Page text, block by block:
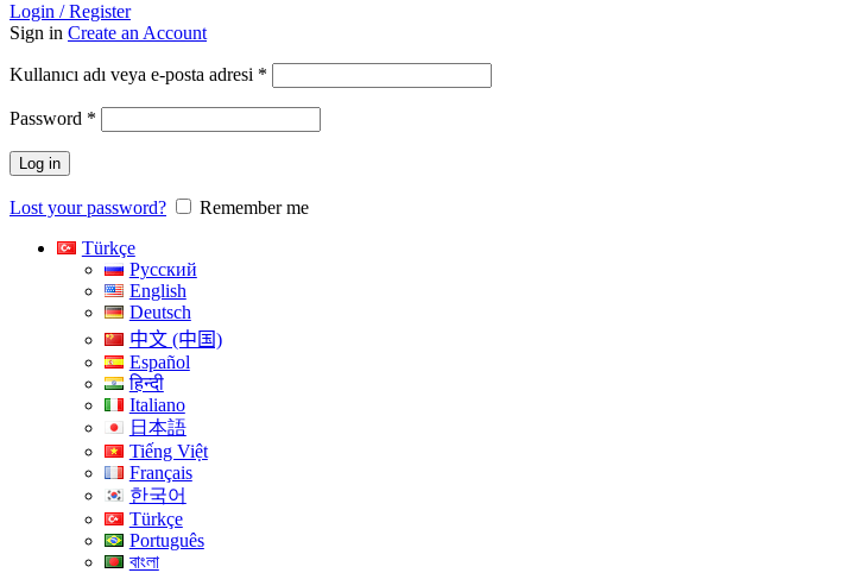
Login / Register
Sign in Create an Account
Kullanıcı adı veya e-posta adresi *
Password *
Log in
Lost your password?
Remember me
Türkçe
Русский
English
Deutsch
中文 (中国)
Español
हिन्दी
Italiano
日本語
Tiếng Việt
Français
한국어
Türkçe
Português
বাংলা